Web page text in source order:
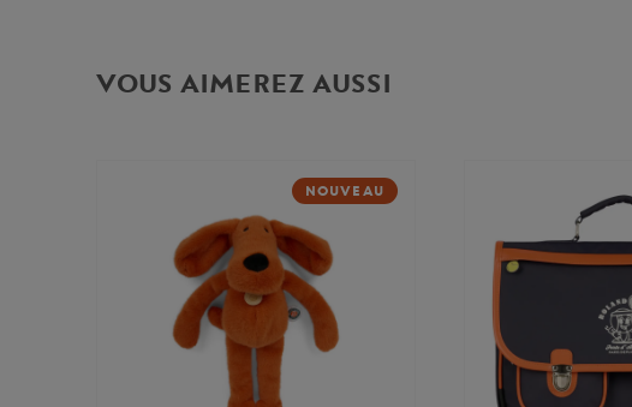
VOUS AIMEREZ AUSSI
NOUVEAU